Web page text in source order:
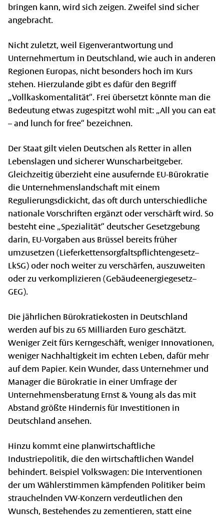
bringen kann, wird sich zeigen. Zweifel sind sicher
angebracht.
Nicht zuletzt, weil Eigenverantwortung und
Unternehmertum in Deutschland, wie auch in anderen
Regionen Europas, nicht besonders hoch im Kurs
stehen. Hierzulande gibt es dafür den Begriff
„Vollkaskomentalität“. Frei übersetzt könnte man die
Bedeutung etwas zugespitzt wohl mit: „All you can eat
– and lunch for free“ bezeichnen.
Der Staat gilt vielen Deutschen als Retter in allen
Lebenslagen und sicherer Wunscharbeitgeber.
Gleichzeitig überzieht eine ausufernde EU-Bürokratie
die Unternehmenslandschaft mit einem
Regulierungsdickicht, das oft durch unterschiedliche
nationale Vorschriften ergänzt oder verschärft wird. So
besteht eine „Spezialität“ deutscher Gesetzgebung
darin, EU-Vorgaben aus Brüssel bereits früher
umzusetzen (Lieferkettensorgfaltspflichtengesetz–
LkSG) oder noch weiter zu verschärfen, auszuweiten
oder zu verkomplizieren (Gebäudeenergiegesetz–
GEG).
Die jährlichen Bürokratiekosten in Deutschland
werden auf bis zu 65 Milliarden Euro geschätzt.
Weniger Zeit fürs Kerngeschäft, weniger Innovationen,
weniger Nachhaltigkeit im echten Leben, dafür mehr
auf dem Papier. Kein Wunder, dass Unternehmer und
Manager die Bürokratie in einer Umfrage der
Unternehmensberatung Ernst & Young als das mit
Abstand größte Hindernis für Investitionen in
Deutschland ansehen.
Hinzu kommt eine planwirtschaftliche
Industriepolitik, die den wirtschaftlichen Wandel
behindert. Beispiel Volkswagen: Die Interventionen
der um Wählerstimmen kämpfenden Politiker beim
strauchelnden VW-Konzern verdeutlichen den
Wunsch, Bestehendes zu zementieren, statt eine